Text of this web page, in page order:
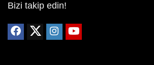
Bizi takip edin!